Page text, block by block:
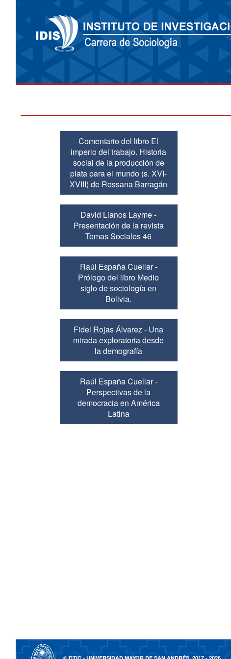
Comentario del libro El
imperio del trabajo. Historia
social de la producción de
plata para el mundo (s. XVI-
XVIII) de Rossana Barragán
David Llanos Layme -
Presentación de la revista
Temas Sociales 46
Raúl España Cuellar -
Prólogo del libro Medio
siglo de sociología en
Bolivia.
Fidel Rojas Álvarez - Una
mirada exploratoria desde
la demografía
Raúl España Cuellar -
Perspectivas de la
democracia en América
Latina